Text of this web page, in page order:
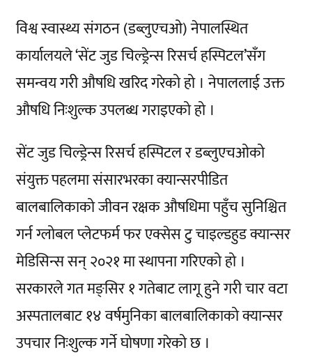
विश्व स्वास्थ्य संगठन (डब्लुएचओ) नेपालस्थित
कार्यालयले ‘सेंट जुड चिल्ड्रेन्स रिसर्च हस्पिटल’सँग
समन्वय गरी औषधि खरिद गरेको हो । नेपाललाई उक्त
औषधि निःशुल्क उपलब्ध गराइएको हो ।
सेंट जुड चिल्ड्रेन्स रिसर्च हस्पिटल र डब्लुएचओको
संयुक्त पहलमा संसारभरका क्यान्सरपीडित
बालबालिकाको जीवन रक्षक औषधिमा पहुँच सुनिश्चित
गर्न ग्लोबल प्लेटफर्म फर एक्सेस टु चाइल्डहुड क्यान्सर
मेडिसिन्स सन् २०२१ मा स्थापना गरिएको हो ।
सरकारले गत मङ्सिर १ गतेबाट लागू हुने गरी चार वटा
अस्पतालबाट १४ वर्षमुनिका बालबालिकाको क्यान्सर
उपचार निःशुल्क गर्ने घोषणा गरेको छ ।